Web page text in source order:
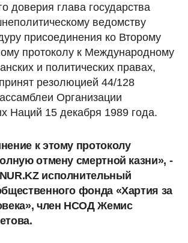
доверия глава государства
ведомству
присоединения ко Второму
протоколу к Международному
и политических правах,
резолюцией 44/128
Организации
Наций 15 декабря 1989 года.
к этому протоколу
отмену смертной казни», -
исполнительный
фонда «Хартия за
член НСОД Жемис